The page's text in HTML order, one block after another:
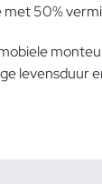
met 50%
levensduur